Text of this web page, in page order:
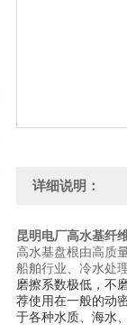
详细说明：
昆明电厂高水基纤
高水基盘根由高质
船舶行业、冷水处
磨擦系数极低，不
荐使用在一般的动
于各种水质、海水